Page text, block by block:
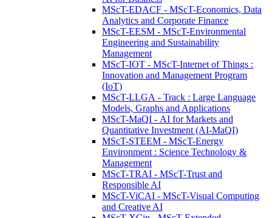
MScT-EDACF - MScT-Economics, Data
Analytics and Corporate Finance
MScT-EESM - MScT-Environmental
Engineering and Sustainability
Management
MScT-IOT - MScT-Internet of Things :
Innovation and Management Program
(IoT)
MScT-LLGA - Track : Large Language
Models, Graphs and Applications
MScT-MaQI - AI for Markets and
Quantitative Investment (AI-MaQI)
MScT-STEEM - MScT-Energy
Environment : Science Technology &
Management
MScT-TRAI - MScT-Trust and
Responsible AI
MScT-ViCAI - MScT-Visual Computing
and Creative AI